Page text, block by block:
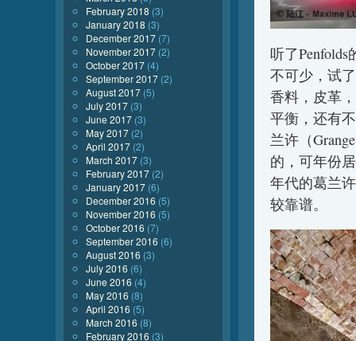
听了
不可少，试
香料，皮革
平衡，还有
兰许（
的，可年份
年代的葛兰
较靠谱。
February 2018 (3)
January 2018 (3)
December 2017 (7)
November 2017 (2)
October 2017 (4)
September 2017 (2)
August 2017 (5)
July 2017 (3)
June 2017 (3)
May 2017 (2)
April 2017 (2)
March 2017 (3)
February 2017 (2)
January 2017 (6)
December 2016 (5)
November 2016 (5)
October 2016 (7)
September 2016 (6)
August 2016 (3)
July 2016 (6)
June 2016 (4)
May 2016 (8)
April 2016 (5)
March 2016 (8)
February 2016 (3)